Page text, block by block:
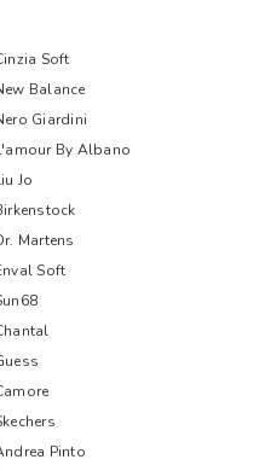
Soft
Balance
Giardini
By Albano
Jo
Martens
Soft
Pinto